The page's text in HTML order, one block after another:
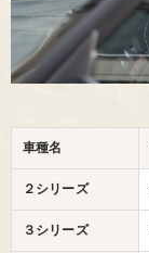
車種名
２シリーズ
３シリーズ